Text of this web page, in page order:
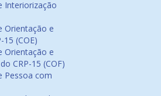
Interiorização
Orientação e
15 (COE)
Orientação e
CRP-15 (COF)
Pessoa com